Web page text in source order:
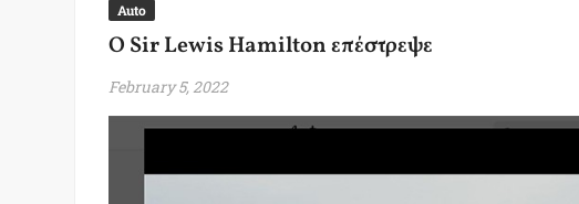
Auto
Ο Sir Lewis Hamilton επέστρεψε
February 5, 2022